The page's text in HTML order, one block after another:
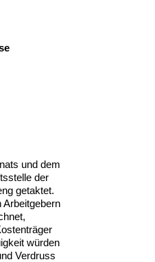
und dem
der
getaktet.
Arbeitgebern
würden
Verdruss